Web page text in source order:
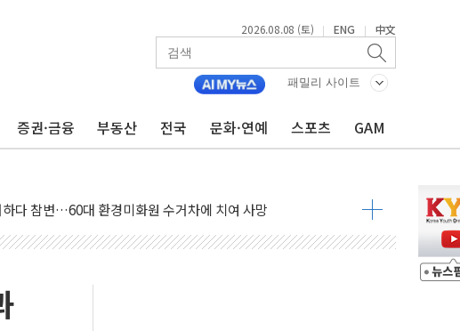
2026.08.08 (토) | ENG | 中文
패밀리 사이트
증권·금융 부동산 전국 문화·연예 스포츠 GAM
구전략 만지작…공습 한계·탄약 부족 현실화
척 시간당 최대 50㎜ 폭우…강원 동해안 강한 비 어어져
주택가서 흉기 난동…60대 남성 2명 숨져
혼 때문에 손해 보는 일 없게"…'결혼 페널티' 22개 과제 손본다
부' 피해자 기림의 날 참석..."국제적 시민 연대로 목소리 내야"
벌서 해루질 중 실종 60대 나흘만에 숨진 채 발견